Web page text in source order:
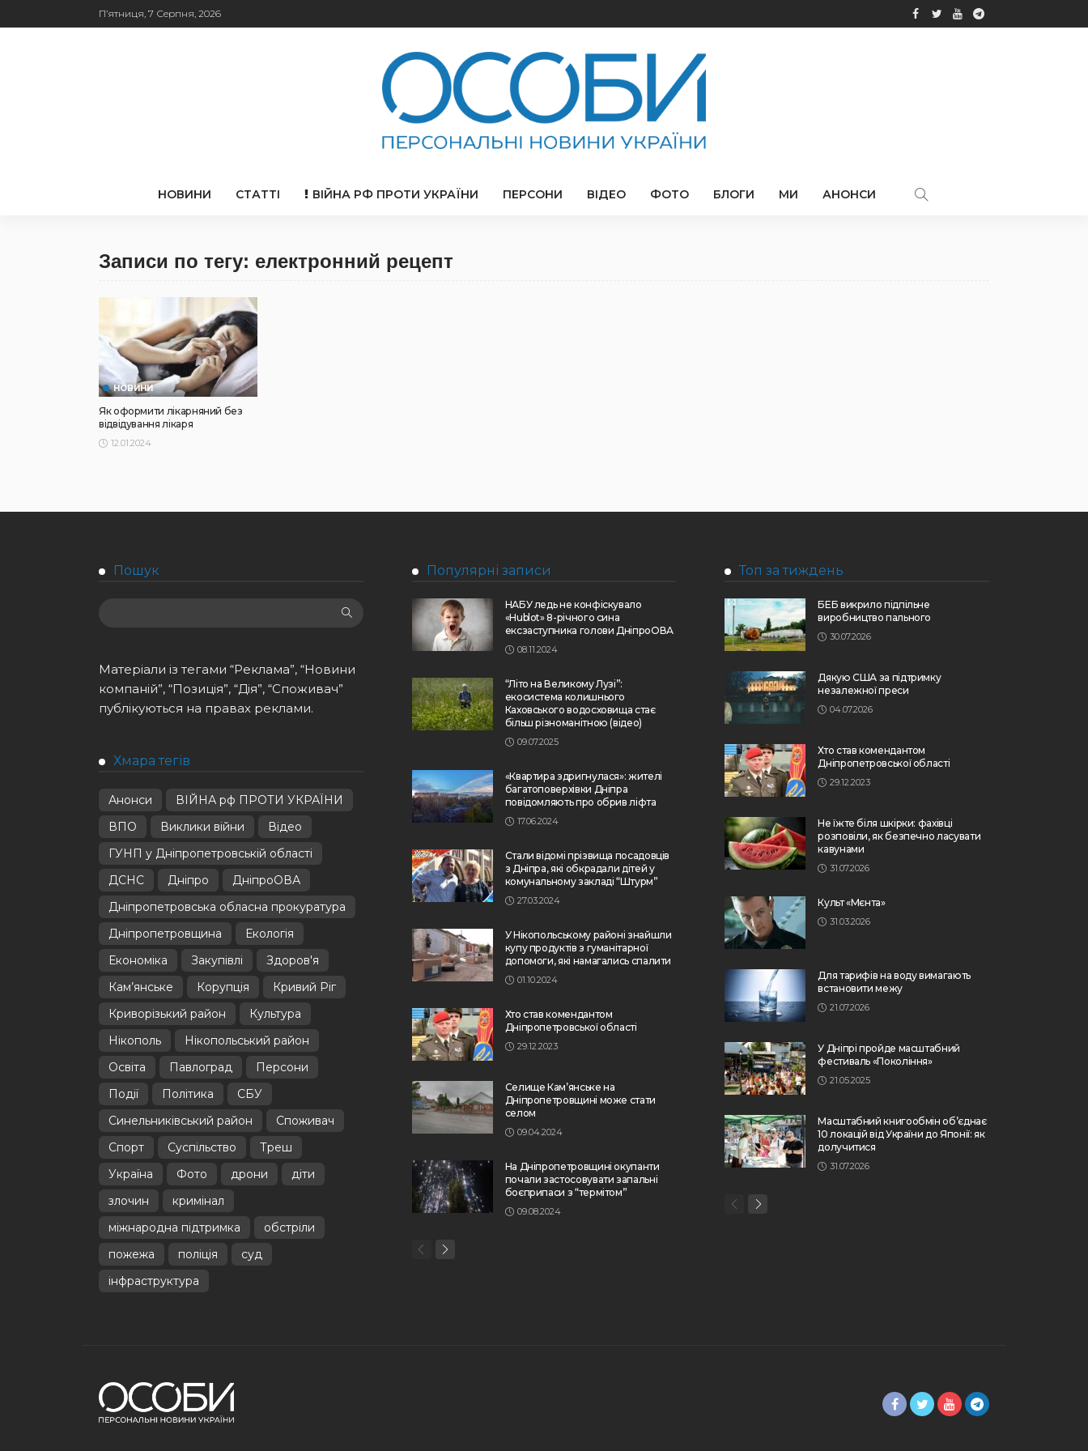
П’ятниця, 7 Серпня, 2026
НОВИНИ СТАТТІ ВІЙНА РФ ПРОТИ УКРАЇНИ ПЕРСОНИ ВІДЕО ФОТО БЛОГИ МИ АНОНСИ
Записи по тегу: електронний рецепт
НОВИНИ
Як оформити лікарняний без
відвідування лікаря
12.01.2024
Пошук
Матеріали із тегами “Реклама”, “Новини
компаній”, “Позиція”, “Дія”, “Споживач”
публікуються на правах реклами.
Хмара тегів
Анонси
ВІЙНА рф ПРОТИ УКРАЇНИ
ВПО
Виклики війни
Відео
ГУНП у Дніпропетровській області
ДСНС
Дніпро
ДніпроОВА
Дніпропетровська обласна прокуратура
Дніпропетровщина
Екологія
Економіка
Закупівлі
Здоров'я
Кам’янське
Корупція
Кривий Ріг
Криворізький район
Культура
Нікополь
Нікопольський район
Освіта
Павлоград
Персони
Події
Політика
СБУ
Синельниківський район
Споживач
Спорт
Суспільство
Треш
Україна
Фото дрони
діти
злочин
кримінал
міжнародна підтримка
обстріли
пожежа
поліція
суд
інфраструктура
Популярні записи
НАБУ ледь не конфіскувало
«Hublot» 8-річного сина
ексзаступника голови ДніпроОВА
08.11.2024
“Літо на Великому Лузі”:
екосистема колишнього
Каховського водосховища стає
більш різноманітною (відео)
09.07.2025
«Квартира здригнулася»: жителі
багатоповерхівки Дніпра
повідомляють про обрив ліфта
17.06.2024
Стали відомі прізвища посадовців
з Дніпра, які обкрадали дітей у
комунальному закладі “Штурм”
27.03.2024
У Нікопольському районі знайшли
купу продуктів з гуманітарної
допомоги, які намагались спалити
01.10.2024
Хто став комендантом
Дніпропетровської області
29.12.2023
Селище Кам’янське на
Дніпропетровщині може стати
селом
09.04.2024
На Дніпропетровщині окупанти
почали застосовувати запальні
боєприпаси з “термітом”
09.08.2024
Топ за тиждень
БЕБ викрило підпільне
виробництво пального
30.07.2026
Дякую США за підтримку
незалежної преси
04.07.2026
Хто став комендантом
Дніпропетровської області
29.12.2023
Не їжте біля шкірки: фахівці
розповіли, як безпечно ласувати
кавунами
31.07.2026
Культ «Мєнта»
31.03.2026
Для тарифів на воду вимагають
встановити межу
21.07.2026
У Дніпрі пройде масштабний
фестиваль «Покоління»
21.05.2025
Масштабний книгообмін об’єднає
10 локацій від України до Японії: як
долучитися
31.07.2026